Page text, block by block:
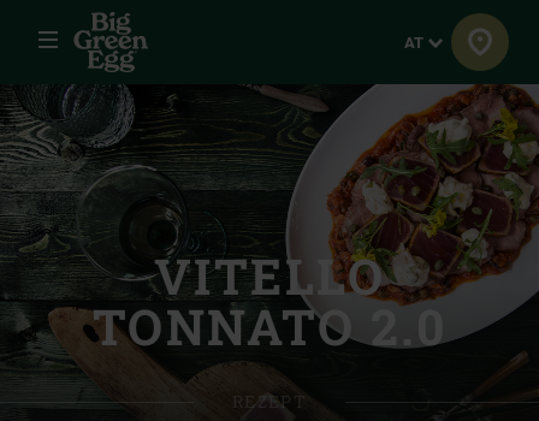
Menü Sprache
AT
VITELLO
TONNATO 2.0
REZEPT